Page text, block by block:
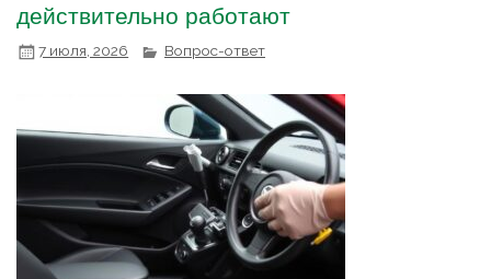
действительно работают
7 июля, 2026 Вопрос-ответ